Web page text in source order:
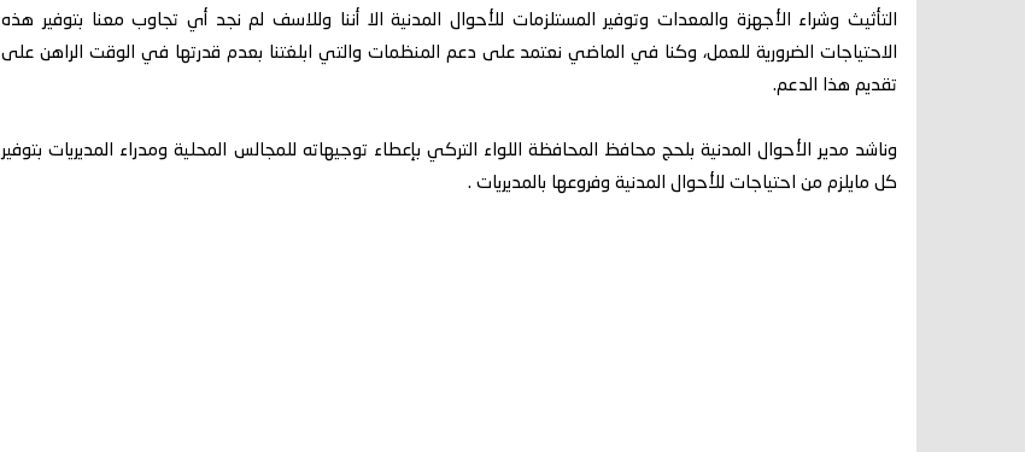
التأثيث وشراء الأجهزة والمعدات وتوفير المستلزمات للأحوال المدنية الا أننا وللاسف لم نجد أي تجاوب معنا بتوفير هذه
الاحتياجات الضرورية للعمل، وكنا في الماضي نعتمد على دعم المنظمات والتي ابلغتنا بعدم قدرتها في الوقت الراهن على
تقديم هذا الدعم.
وناشد مدير الأحوال المدنية بلحج محافظ المحافظة اللواء التركي بإعطاء توجيهاته للمجالس المحلية ومدراء المديريات بتوفير
كل مايلزم من احتياجات للأحوال المدنية وفروعها بالمديريات .